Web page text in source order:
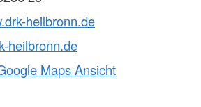
heilbronn.de
heilbronn.de
Maps Ansicht